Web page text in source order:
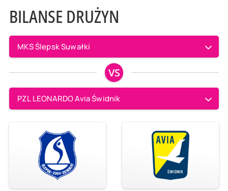
BILANSE DRUŻYN
MKS Ślepsk Suwałki
VS
PZL LEONARDO Avia Świdnik